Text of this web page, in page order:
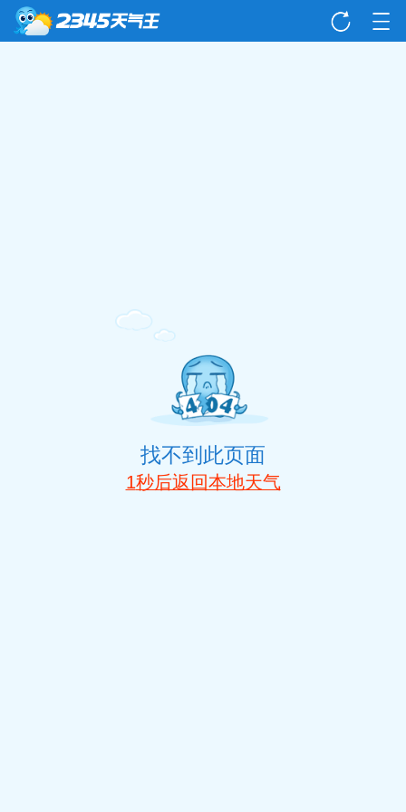
找不到此页面
1秒后返回本地天气